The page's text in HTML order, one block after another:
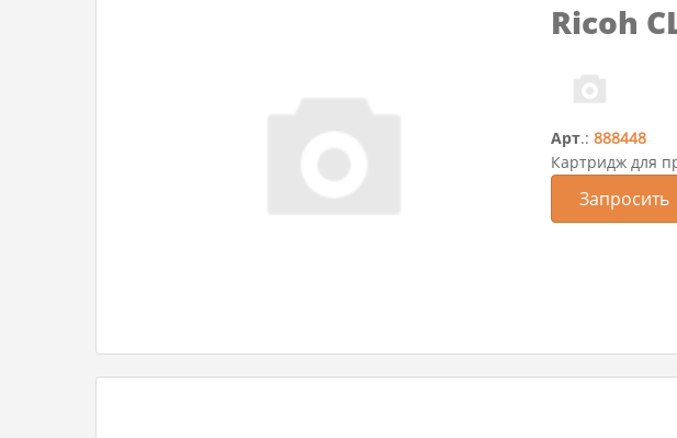
Ricoh
Арт.:888448
Картридж для
Запросить